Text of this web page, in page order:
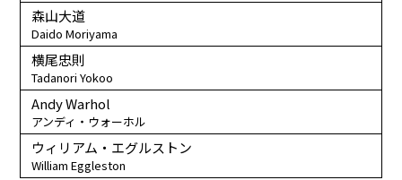
森山大道
Daido Moriyama
横尾忠則
Tadanori Yokoo
Andy Warhol
アンディ・ウォーホル
ウィリアム・エグルストン
William Eggleston